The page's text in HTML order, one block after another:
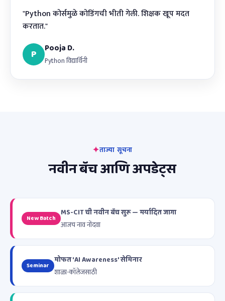
"Python कोर्समुळे कोडिंगची भीती गेली. शिक्षक खूप मदत
करतात."
P Pooja D.
Python विद्यार्थिनी
ताज्या सूचना
नवीन बॅच आणि अपडेट्स
New Batch
MS-CIT ची नवीन बॅच सुरू — मर्यादित जागा
आजच नाव नोंदवा
Seminar
मोफत 'AI Awareness' सेमिनार
शाळा-कॉलेजसाठी